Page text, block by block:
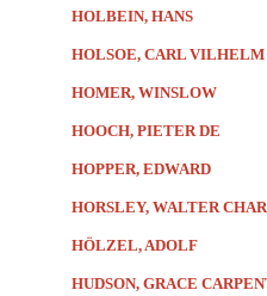
HOLBEIN, HANS
HOLSOE, CARL VILHELM
HOMER, WINSLOW
HOOCH, PIETER DE
HOPPER, EDWARD
HORSLEY, WALTER
HÖLZEL, ADOLF
HUDSON, GRACE